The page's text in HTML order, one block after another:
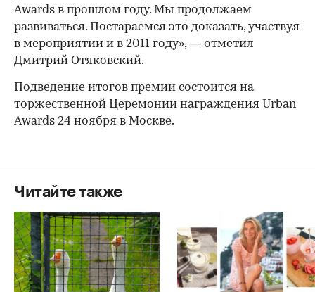
Awards в прошлом году. Мы продолжаем
развиваться. Постараемся это доказать, участвуя
в мероприятии и в 2011 году», — отметил
Дмитрий Отяковский.
Подведение итогов премии состоится на
торжественной Церемонии награждения Urban
Awards 24 ноября в Москве.
Читайте также